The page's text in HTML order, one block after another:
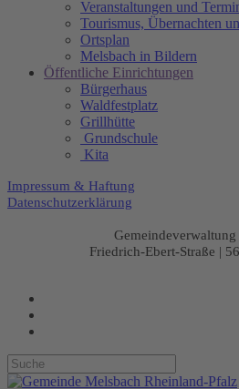
Veranstaltungen und
Tourismus, Übernachten
Ortsplan
Melsbach in Bildern
Öffentliche Einrichtungen
Bürgerhaus
Waldfestplatz
Grillhütte
Grundschule
Kita
Impressum & Haftung
Datenschutzerklärung
Gemeindeverwaltung
Friedrich-Ebert-Straße |